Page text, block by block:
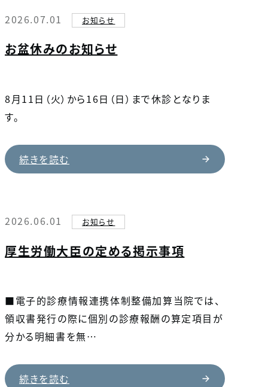
お知らせ
お盆休みのお知らせ
2026.07.01
8月11日（火）から16日（日）まで休診となりま
す。
続きを読む
お知らせ
厚生労働大臣の定める掲示事項
2026.06.01
■電子的診療情報連携体制整備加算当院では、
領収書発行の際に個別の診療報酬の算定項目が
分かる明細書を無…
続きを読む